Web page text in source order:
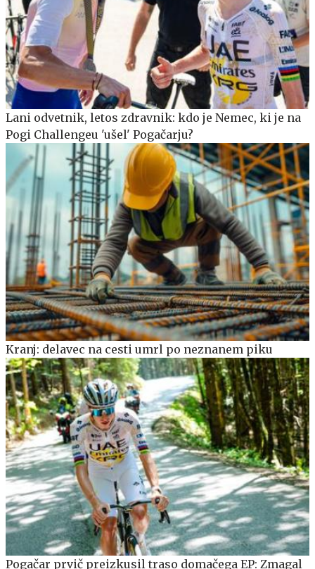
Lani odvetnik, letos zdravnik: kdo je Nemec, ki je na
Pogi Challengeu 'ušel' Pogačarju?
Kranj: delavec na cesti umrl po neznanem piku
Pogačar prvič preizkusil traso domačega EP: Zmagal